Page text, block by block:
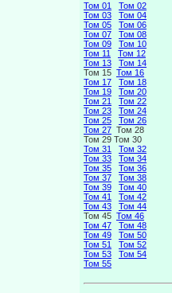
Том 01
Том 02
Том 03
Том 04
Том 05
Том 06
Том 07
Том 08
Том 09
Том 10
Том 11
Том 12
Том 13
Том 14
Том 15 Том 16
Том 17
Том 18
Том 19
Том 20
Том 21
Том 22
Том 23
Том 24
Том 25
Том 26
Том 27 Том 28
Том 29 Том 30
Том 31
Том 32
Том 33
Том 34
Том 35
Том 36
Том 37
Том 38
Том 39
Том 40
Том 41
Том 42
Том 43
Том 44
Том 45 Том 46
Том 47
Том 48
Том 49
Том 50
Том 51
Том 52
Том 53
Том 54
Том 55